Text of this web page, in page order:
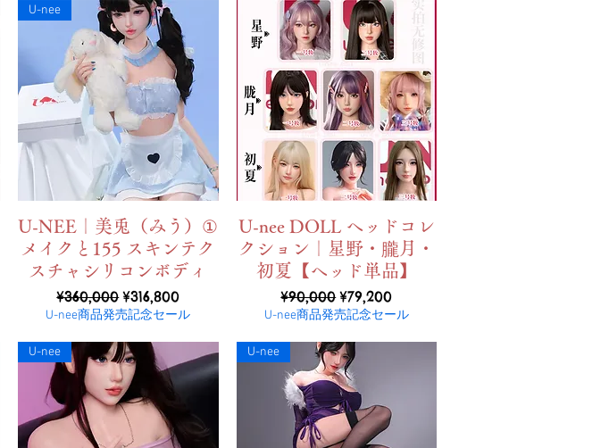
ดูข้อมูลด่วน
U-nee
U-NEE｜美兎（みう）①
メイクと155 スキンテク
スチャシリコンボディ
ราคาปกติ
¥360,000ราคาขายลด
¥316,800
U-nee商品発売記念セール
ดูข้อมูลด่วน
U-nee DOLL ヘッドコレ
クション｜星野・朧月・
初夏【ヘッド単品】
ราคาปกติ
¥90,000ราคาขายลด
¥79,200
U-nee商品発売記念セール
U-nee U-nee